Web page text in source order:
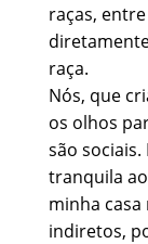
raças,
raça.
Nós, que
os olhos
são
tranquila
minha casa
indiretos,